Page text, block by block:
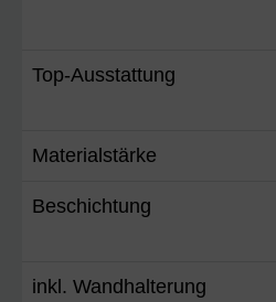
Top-Ausstattung
Materialstärke
Beschichtung
inkl. Wandhalterung